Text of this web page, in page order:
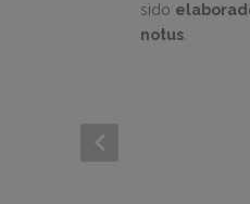
sido
notus.